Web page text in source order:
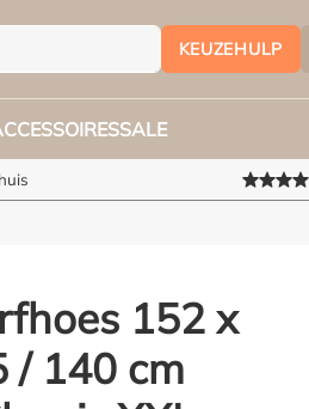
KEUZEHULP
SALE
152 x
/ 140 cm